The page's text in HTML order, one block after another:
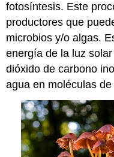
fotosíntesis. Este
productores que
microbios y/o algas.
energía de la luz
dióxido de carbono
agua en moléculas